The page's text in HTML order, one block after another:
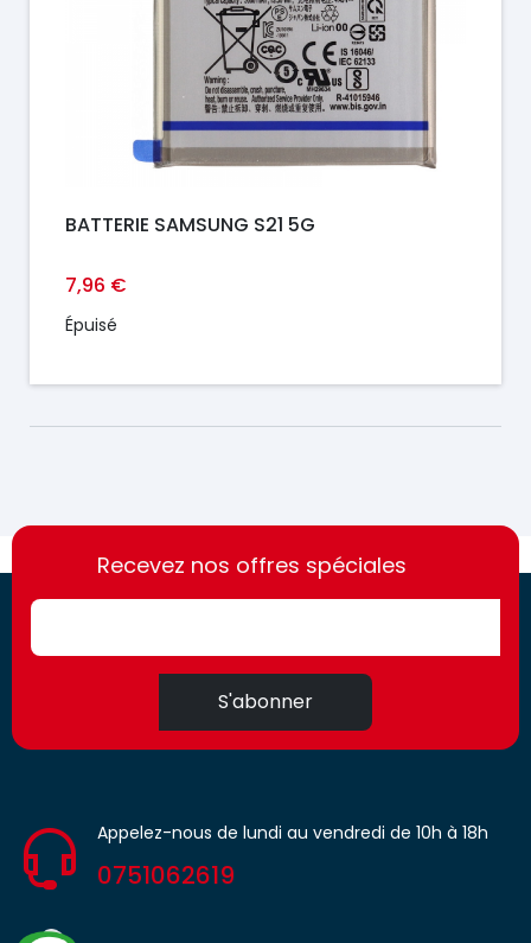
BATTERIE SAMSUNG S21 5G
7,96 €
Épuisé
https://france-
access.fr
https://france-
access.fr
Recevez nos offres spéciales
S'abonner
Appelez-nous de lundi au vendredi de 10h à 18h
0751062619